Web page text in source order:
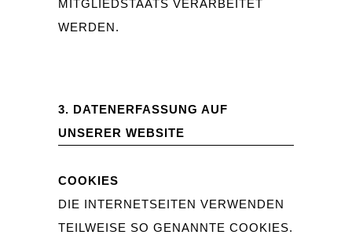
MITGLIEDSTAATS VERARBEITET
WERDEN.
3. DATENERFASSUNG AUF
UNSERER WEBSITE
COOKIES
DIE INTERNETSEITEN VERWENDEN
TEILWEISE SO GENANNTE COOKIES.